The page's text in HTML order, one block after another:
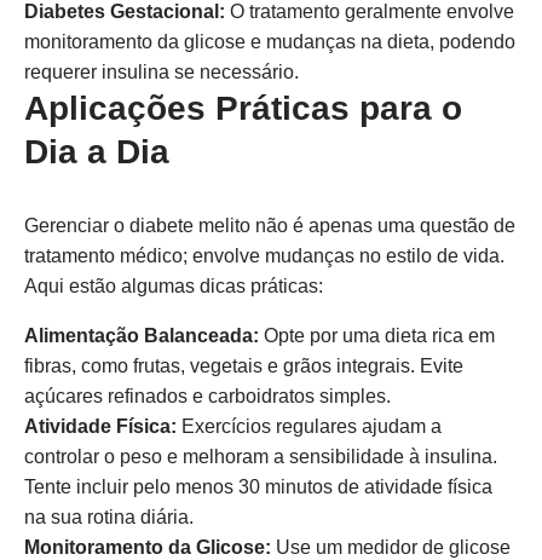
Diabetes Gestacional: O tratamento geralmente envolve
monitoramento da glicose e mudanças na dieta, podendo
requerer insulina se necessário.
Aplicações Práticas para o
Dia a Dia
Gerenciar o diabete melito não é apenas uma questão de
tratamento médico; envolve mudanças no estilo de vida.
Aqui estão algumas dicas práticas:
Alimentação Balanceada: Opte por uma dieta rica em
fibras, como frutas, vegetais e grãos integrais. Evite
açúcares refinados e carboidratos simples.
Atividade Física: Exercícios regulares ajudam a
controlar o peso e melhoram a sensibilidade à insulina.
Tente incluir pelo menos 30 minutos de atividade física
na sua rotina diária.
Monitoramento da Glicose: Use um medidor de glicose